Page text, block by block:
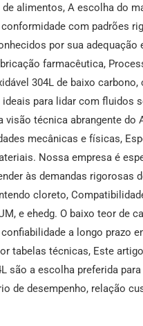
alimentos, A escolha do
com padrões
por sua
farmacêutica,
304L de baixo
para lidar com fluidos
técnica abrangente do
mecânicas e físicas,
Nossa empresa é
às demandas rigorosas
cloreto,
e ehedg. O baixo teor de
a longo prazo
tabelas técnicas, Este
são a escolha preferida
de desempenho, relação